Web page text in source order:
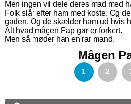
Men ingen vil dele deres mad med
Folk slår efter ham med koste. Og
gaden. Og de skælder ham ud hvis
Alt hvad mågen Pap gør er forkert.
Men så møder han en rar mand.
Mågen
1 2